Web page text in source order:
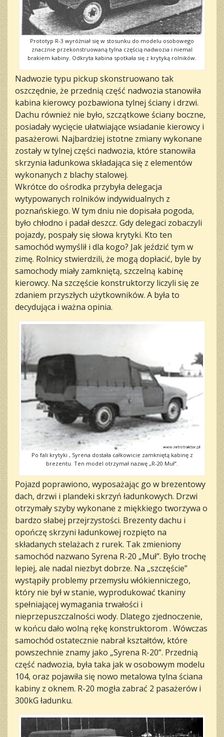
Prototyp R-3 wyróżniał się w stosunku do modelu osobowego
znacznie przekonstruowaną tylna częścią nadwozia i niemal
brakiem kabiny. Odkryta kabina spotkała się z krytyką rolników.
Nadwozie typu pickup skonstruowano tak
oszczędnie, że przednią część nadwozia stanowiła
kabina kierowcy pozbawiona tylnej ściany i drzwi.
Dachu również nie było, szczątkowe ściany boczne,
posiadały wycięcie ułatwiające wsiadanie kierowcy i
pasażerowi. Najbardziej istotne zmiany wykonane
zostały w tylnej części nadwozia, które stanowiła
skrzynia ładunkowa składająca się z elementów
wykonanych z blachy stalowej.
Wkrótce do ośrodka przybyła delegacja
wytypowanych rolników indywidualnych z
poznańskiego. W tym dniu nie dopisała pogoda,
było chłodno i padał deszcz. Gdy delegaci zobaczyli
pojazdy, pospały się słowa krytyki. Kto ten
samochód wymyślił i dla kogo? Jak jeździć tym w
zimę. Rolnicy stwierdzili, że mogą dopłacić, byle by
samochody miały zamkniętą, szczelną kabinę
kierowcy. Na szczęście konstruktorzy liczyli się ze
zdaniem przyszłych użytkowników. A była to
decydująca i ważna opinia.
Po fali krytyki , Syrena dostała całkowicie zamkniętą kabinę z
brezentu. Ten model otrzymał nazwę „R-20 Muł”.
Pojazd poprawiono, wyposażając go w brezentowy
dach, drzwi i plandeki skrzyń ładunkowych. Drzwi
otrzymały szyby wykonane z miękkiego tworzywa o
bardzo słabej przejrzystości. Brezenty dachu i
opończę skrzyni ładunkowej rozpięto na
składanych stelażach z rurek. Tak zmieniony
samochód nazwano Syrena R-20 „Muł”. Było trochę
lepiej, ale nadal niezbyt dobrze. Na „szczęście”
wystąpiły problemy przemysłu włókienniczego,
który nie był w stanie, wyprodukować tkaniny
spełniającej wymagania trwałości i
nieprzepuszczalności wody. Dlatego zjednoczenie,
w końcu dało wolną rękę konstruktorom . Wówczas
samochód ostatecznie nabrał kształtów, które
powszechnie znamy jako „Syrena R-20”. Przednią
część nadwozia, była taka jak w osobowym modelu
104, oraz pojawiła się nowo metalowa tylna ściana
kabiny z oknem. R-20 mogła zabrać 2 pasażerów i
300kG ładunku.